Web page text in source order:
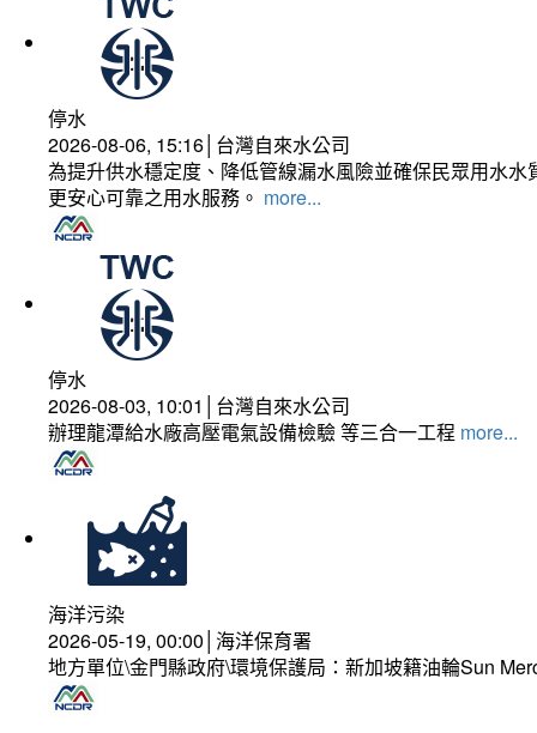
停水
2026-08-06, 15:16│台灣自來水公司
為提升供水穩定度、降低管線漏水風險並確保民眾用水
更安心可靠之用水服務。 more...
停水
2026-08-03, 10:01│台灣自來水公司
辦理龍潭給水廠高壓電氣設備檢驗 等三合一工程 more...
海洋污染
2026-05-19, 00:00│海洋保育署
地方單位\金門縣政府\環境保護局：新加坡籍油輪Sun